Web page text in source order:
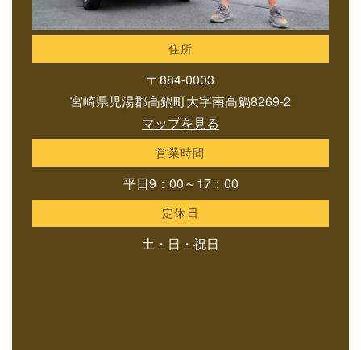
住所
〒884-0003
宮崎県児湯郡高鍋町大字南高鍋8269-2
マップを見る
営業時間
平日9：00～17：00
定休日
土・日・祝日